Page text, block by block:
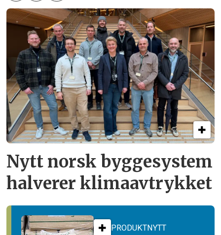
Nytt norsk byggesystem
halverer klimaavtrykket
PRODUKTNYTT